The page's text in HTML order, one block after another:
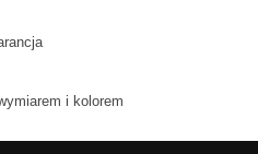
i kolorem